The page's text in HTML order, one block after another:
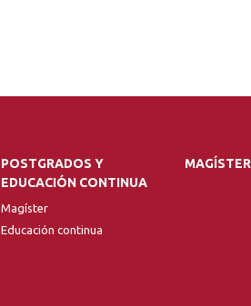
POSTGRADOS Y
EDUCACIÓN CONTINUA
Magíster
Educación continua
MAGÍSTER